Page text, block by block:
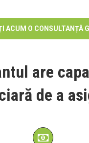
ACUM O CONSULTANȚĂ
are
de a